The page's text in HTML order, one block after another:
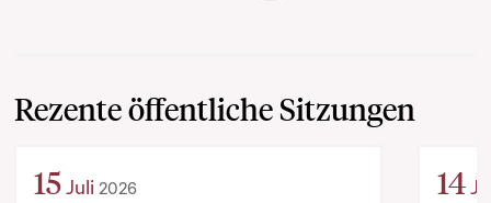
Rezente öffentliche Sitzungen
15Juli 2026 14